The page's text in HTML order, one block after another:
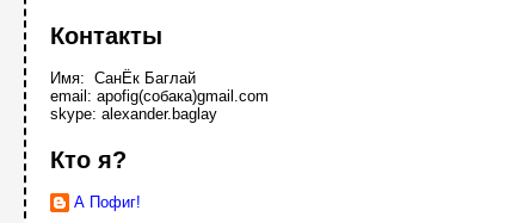
Контакты
Имя: СанЁк Баглай
email: apofig(собака)gmail.com
skype: alexander.baglay
Кто я?
А Пофиг!